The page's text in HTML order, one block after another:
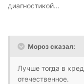
диагностикой...
Мороз сказал:
Лучше тогда в
отечественное.